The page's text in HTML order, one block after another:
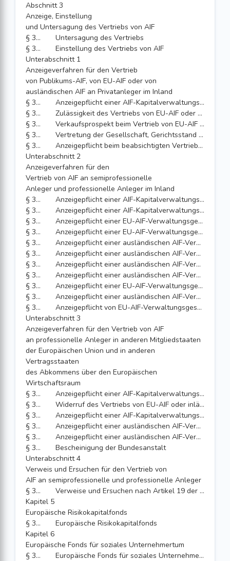
Abschnitt 3
Anzeige, Einstellung
und Untersagung des Vertriebs von AIF
§ 314
Untersagung des Vertriebs
§ 315
Einstellung des Vertriebs von AIF
Unterabschnitt 1
Anzeigeverfahren für den Vertrieb
von Publikums-AIF, von EU-AIF oder von
ausländischen AIF an Privatanleger im Inland
§ 316
Anzeigepflicht einer AIF-Kapitalverwaltungsgesellschaft beim beabsichtigten Vertrieb von inländischen Publikums-AIF im Inland
§ 317
Zulässigkeit des Vertriebs von EU-AIF oder von ausländischen AIF an Privatanleger
§ 318
Verkaufsprospekt beim Vertrieb von EU-AIF oder von ausländischen AIF an Privatanleger
§ 319
Vertretung der Gesellschaft, Gerichtsstand beim Vertrieb von EU-AIF oder von ausländischen AIF an Privatanleger
§ 320
Anzeigepflicht beim beabsichtigten Vertrieb von EU-AIF oder von ausländischen AIF an Privatanleger im Inland
Unterabschnitt 2
Anzeigeverfahren für den
Vertrieb von AIF an semiprofessionelle
Anleger und professionelle Anleger im Inland
§ 321
Anzeigepflicht einer AIF-Kapitalverwaltungsgesellschaft beim beabsichtigten Vertrieb von EU-AIF oder von inländischen Spezial-AIF an semiprofessionelle und professionelle Anleger im Inland
§ 322
Anzeigepflicht einer AIF-Kapitalverwaltungsgesellschaft beim beabsichtigten Vertrieb von ausländischen AIF oder von inländischen Spezial-Feeder-AIF oder EU-Feeder-AIF, deren jeweiliger Master-AIF kein EU-AIF oder inländischer AIF ist, der von einer EU-AIF-Verwaltungsgesellschaft oder einer AIF-Kapitalverwaltungsgesellschaft verwaltet wird, an semiprofessionelle und professionelle Anleger im Inland
§ 323
Anzeigepflicht einer EU-AIF-Verwaltungsgesellschaft beim beabsichtigten Vertrieb von EU-AIF oder von inländischen Spezial-AIF an semiprofessionelle und professionelle Anleger im Inland
§ 324
Anzeigepflicht einer EU-AIF-Verwaltungsgesellschaft beim beabsichtigten Vertrieb von ausländischen AIF oder von inländischen Spezial-Feeder-AIF oder EU-Feeder-AIF, deren jeweiliger Master-AIF kein EU-AIF oder inländischer AIF ist, der von einer EU-AIF-Verwaltungsgesellschaft oder einer AIF-Kapitalverwaltungsgesellschaft verwaltet wird, an semiprofessionelle und professionelle Anleger im Inland
§ 325
Anzeigepflicht einer ausländischen AIF-Verwaltungsgesellschaft, deren Referenzmitgliedstaat die Bundesrepublik Deutschland ist, beim beabsichtigten Vertrieb von EU-AIF oder von inländischen Spezial-AIF an semiprofessionelle und professionelle Anleger im Inland
§ 326
Anzeigepflicht einer ausländischen AIF-Verwaltungsgesellschaft, deren Referenzmitgliedstaat die Bundesrepublik Deutschland ist, beim beabsichtigten Vertrieb von ausländischen AIF an semiprofessionelle und professionelle Anleger im Inland
§ 327
Anzeigepflicht einer ausländischen AIF-Verwaltungsgesellschaft, deren Referenzmitgliedstaat nicht die Bundesrepublik Deutschland ist, beim beabsichtigten Vertrieb von EU-AIF oder von inländischen Spezial-AIF an semiprofessionelle und professionelle Anleger im Inland
§ 328
Anzeigepflicht einer ausländischen AIF-Verwaltungsgesellschaft, deren Referenzmitgliedstaat nicht die Bundesrepublik Deutschland ist, beim beabsichtigten Vertrieb von ausländischen AIF an semiprofessionelle und professionelle Anleger im Inland
§ 329
Anzeigepflicht einer EU-AIF-Verwaltungsgesellschaft oder einer AIF-Kapitalverwaltungsgesellschaft beim beabsichtigten Vertrieb von von ihr verwalteten inländischen Spezial-Feeder-AIF oder EU-Feeder-AIF, deren jeweiliger Master-AIF kein EU-AIF oder inländischer AIF ist, der von einer EU-AIF-Verwaltungsgesellschaft oder einer AIF-Kapitalverwaltungsgesellschaft verwaltet wird, oder ausländischen AIF an semiprofessionelle und professionelle Anleger im Inland
§ 330
Anzeigepflicht einer ausländischen AIF-Verwaltungsgesellschaft beim beabsichtigten Vertrieb von von ihr verwalteten ausländischen AIF oder EU-AIF an semiprofessionelle und professionelle Anleger im Inland
§ 330a
Anzeigepflicht von EU-AIF-Verwaltungsgesellschaften, die die Bedingungen nach Artikel 3 Absatz 2 der Richtlinie 2011/61/EU erfüllen, beim beabsichtigten Vertrieb von AIF an professionelle und semiprofessionelle Anleger im Inland
Unterabschnitt 3
Anzeigeverfahren für den Vertrieb von AIF
an professionelle Anleger in anderen Mitgliedstaaten
der Europäischen Union und in anderen
Vertragsstaaten
des Abkommens über den Europäischen
Wirtschaftsraum
§ 331
Anzeigepflicht einer AIF-Kapitalverwaltungsgesellschaft beim Vertrieb von EU-AIF oder inländischen AIF an professionelle Anleger in anderen Mitgliedstaaten der Europäischen Union oder in anderen Vertragsstaaten des Abkommens über den Europäischen Wirtschaftsraum
§ 331a
Widerruf des Vertriebs von EU-AIF oder inländischen AIF in anderen Staaten des Abkommens über den Europäischen Wirtschaftsraum
§ 332
Anzeigepflicht einer AIF-Kapitalverwaltungsgesellschaft beim Vertrieb von ausländischen AIF oder von inländischen Feeder-AIF oder EU-Feeder-AIF, deren jeweiliger Master-AIF kein EU-AIF oder inländischer AIF ist, der von einer EU-AIF-Verwaltungsgesellschaft oder einer AIF-Kapitalverwaltungsgesellschaft verwaltet wird, an professionelle Anleger in anderen Mitgliedstaaten der Europäischen Union oder in anderen Vertragsstaaten des Abkommens über den Europäischen Wirtschaftsraum
§ 333
Anzeigepflicht einer ausländischen AIF-Verwaltungsgesellschaft, deren Referenzmitgliedstaat die Bundesrepublik Deutschland ist, beim Vertrieb von EU-AIF oder von inländischen AIF an professionelle Anleger in anderen Mitgliedstaaten der Europäischen Union oder in anderen Vertragsstaaten des Abkommens über den Europäischen Wirtschaftsraum
§ 334
Anzeigepflicht einer ausländischen AIF-Verwaltungsgesellschaft, deren Referenzmitgliedstaat die Bundesrepublik Deutschland ist, beim Vertrieb von ausländischen AIF an professionelle Anleger in anderen Mitgliedstaaten der Europäischen Union oder in anderen Vertragsstaaten des Abkommens über den Europäischen Wirtschaftsraum
§ 335
Bescheinigung der Bundesanstalt
Unterabschnitt 4
Verweis und Ersuchen für den Vertrieb von
AIF an semiprofessionelle und professionelle Anleger
§ 336
Verweise und Ersuchen nach Artikel 19 der Verordnung (EU) Nr. 1095/2010
Kapitel 5
Europäische Risikokapitalfonds
§ 337
Europäische Risikokapitalfonds
Kapitel 6
Europäische Fonds für soziales Unternehmertum
§ 338
Europäische Fonds für soziales Unternehmertum